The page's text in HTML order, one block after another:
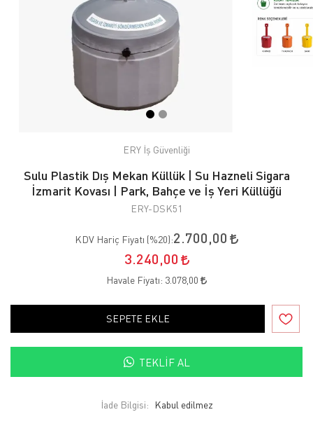
ERY İş Güvenliği
Sulu Plastik Dış Mekan Küllük | Su Hazneli Sigara
İzmarit Kovası | Park, Bahçe ve İş Yeri Küllüğü
ERY-DSK51
KDV Hariç Fiyatı (%20):2.700,00
3.240,00
Havale Fiyatı: 3.078,00
SEPETE EKLE
TEKLIF AL
İade Bilgisi: